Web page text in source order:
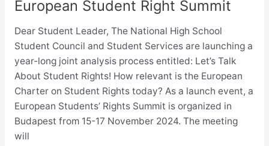
European Student Right Summit
Dear Student Leader, The National High School
Student Council and Student Services are launching a
year-long joint analysis process entitled: Let’s Talk
About Student Rights! How relevant is the European
Charter on Student Rights today? As a launch event, a
European Students’ Rights Summit is organized in
Budapest from 15-17 November 2024. The meeting
will
European
Right
Summit